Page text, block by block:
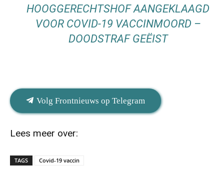
HOOGGERECHTSHOF AANGEKLAAGD
VOOR COVID-19 VACCINMOORD –
DOODSTRAF GEËIST
Volg Frontnieuws op Telegram
Lees meer over:
TAGS Covid-19 vaccin